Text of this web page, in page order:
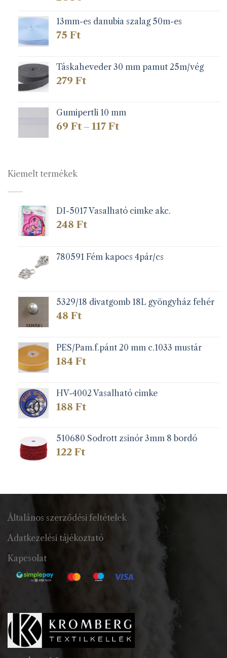
13mm-es danubia szalag 50m-es
75 Ft
Táskaheveder 30 mm pamut 25m/vég
279 Ft
Gumipertli 10 mm
69 Ft – 117 FtÁrtartomány:
Kiemelt termékek
DI-5017 Vasalható cimke akc.
248 Ft
780591 Fém kapocs 4pár/cs
5329/18 divatgomb 18L gyöngyház fehér
48 Ft
PES/Pam.f.pánt 20 mm c.1033 mustár
184 Ft
HV-4002 Vasalható cimke
188 Ft
510680 Sodrott zsinór 3mm 8 bordó
122 Ft
Általános szerződési feltételek
Adatkezelési tájékoztató
Kapcsolat